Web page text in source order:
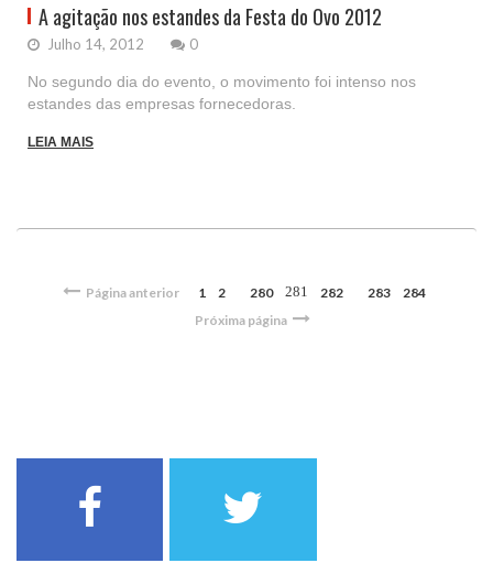
A agitação nos estandes da Festa do Ovo 2012
Julho 14, 2012 0
No segundo dia do evento, o movimento foi intenso nos
estandes das empresas fornecedoras.
LEIA MAIS
Página anterior 1 2 280 281 282 283
284
Próxima página